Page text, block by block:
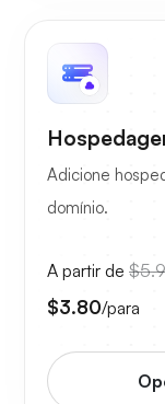
Adicione
domínio.
A partir de
$3.80/para